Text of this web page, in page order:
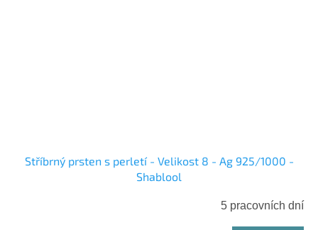
Stříbrný prsten s perletí - Velikost 8 - Ag 925/1000 -
Shablool
5 pracovních dní